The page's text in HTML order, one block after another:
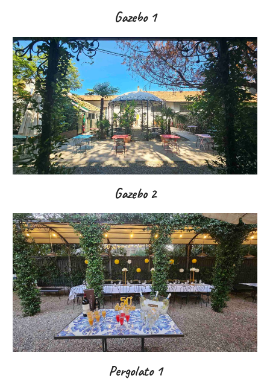
Gazebo 1
Gazebo 2
Pergolato1